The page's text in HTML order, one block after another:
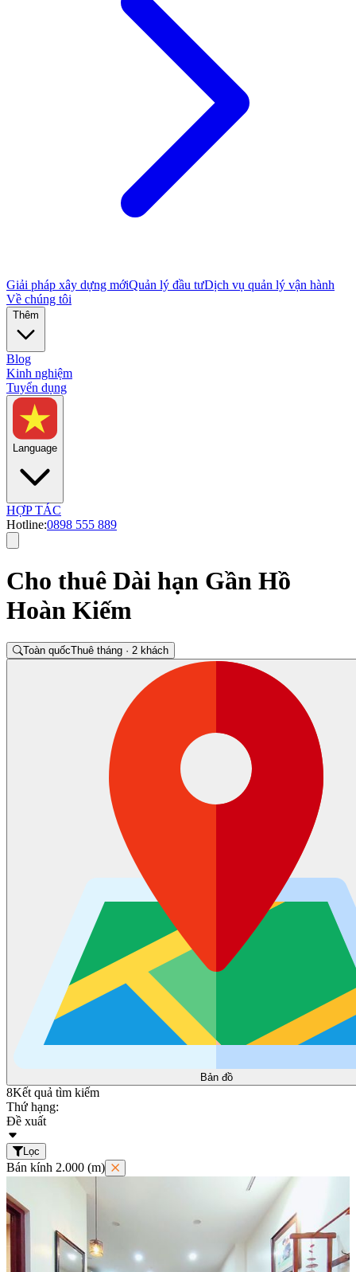
Giải pháp xây dựng mớiQuản lý đầu tưDịch vụ quản lý vận hành
Về chúng tôi
Thêm
Blog
Kinh nghiệm
Tuyển dụng
Language
HỢP TÁC
Hotline:0898 555 889
Cho thuê Dài hạn Gần Hồ
Hoàn Kiếm
Toàn quốcThuê tháng · 2 khách
Bản đồ
8Kết quả tìm kiếm
Thứ hạng:
Đề xuất
Lọc
Bán kính 2.000 (m)